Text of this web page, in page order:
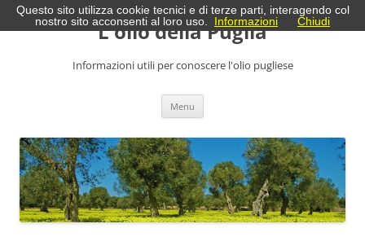
Vai
al
contenuto L'olio della Puglia
Informazioni utili per conoscere l'olio pugliese
Menu
Questo sito utilizza cookie tecnici e di terze parti, interagendo col
nostro sito acconsenti al loro uso.
Informazioni Chiudi